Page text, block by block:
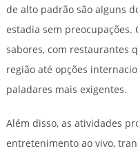
de alto padrão são alguns
estadia sem preocupações.
sabores, com restaurantes
região até opções
paladares mais exigentes.
Além disso, as atividades
entretenimento ao vivo,